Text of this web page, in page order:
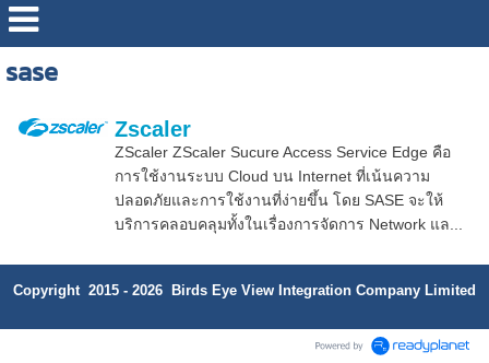
sase
Zscaler
ZScaler ZScaler Sucure Access Service Edge คือ
การใช้งานระบบ Cloud บน Internet ที่เน้นความ
ปลอดภัยและการใช้งานที่ง่ายขึ้น โดย SASE จะให้
บริการคลอบคลุมทั้งในเรื่องการจัดการ Network แล...
Copyright 2015 - 2026 Birds Eye View Integration Company Limited